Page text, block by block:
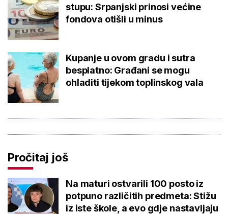
stupu: Srpanjski prinosi većine
fondova otišli u minus
Kupanje u ovom gradu i sutra
besplatno: Građani se mogu
ohladiti tijekom toplinskog vala
Pročitaj još
Na maturi ostvarili 100 posto iz
potpuno različitih predmeta: Stižu
iz iste škole, a evo gdje nastavljaju